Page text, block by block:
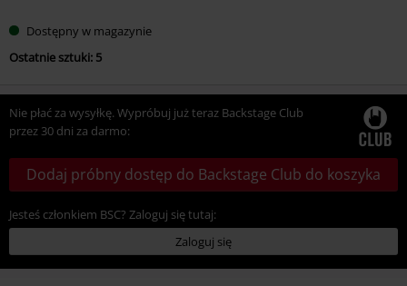
swój
rozmiar
Dostępny w magazynie
Ostatnie sztuki: 5
Nie płać za wysyłkę. Wypróbuj już teraz Backstage Club
przez 30 dni za darmo:
Dodaj próbny dostęp do Backstage Club do koszyka
Jesteś członkiem BSC? Zaloguj się tutaj:
Zaloguj się